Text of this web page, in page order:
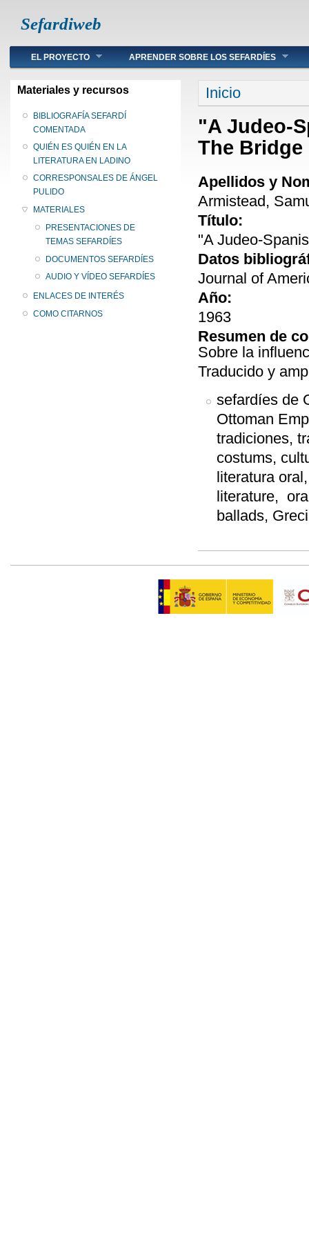
Sefardiweb
Main menu
EL PROYECTO APRENDER SOBRE LOS SEFARDÍES
Materiales y recursos
BIBLIOGRAFÍA SEFARDÍ
COMENTADA
QUIÉN ES QUIÉN EN LA
LITERATURA EN LADINO
CORRESPONSALES DE ÁNGEL
PULIDO
MATERIALES
PRESENTACIONES DE
TEMAS SEFARDÍES
DOCUMENTOS SEFARDÍES
AUDIO Y VÍDEO SEFARDÍES
ENLACES DE INTERÉS
COMO CITARNOS
Se encuentra
Inicio
"A Judeo-
The
Apellidos y
Armistead,
Título:
"A Judeo-
Datos
Journal of
Año:
1963
Resumen de
Sobre la
Traducido y
sefardíes de
Ottoman
tradiciones,
costums,
literatura
literature,
ballads,